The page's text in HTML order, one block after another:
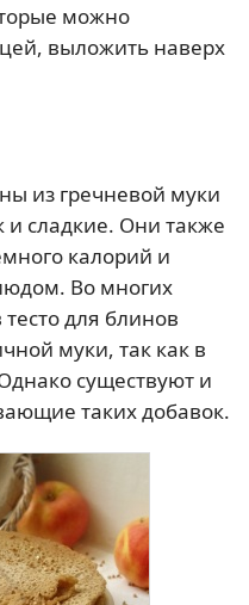
можно
выложить наверх
из гречневой муки
и сладкие. Они также
калорий и
Во многих
для блинов
муки, так как в
существуют и
таких добавок.